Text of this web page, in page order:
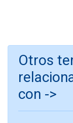
Otros
con ->